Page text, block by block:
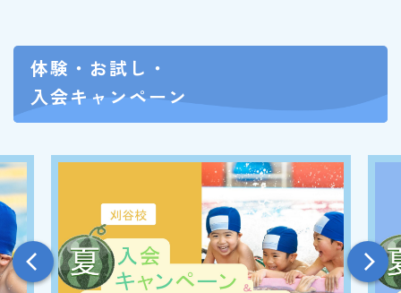
体験・お試し・
入会キャンペーン